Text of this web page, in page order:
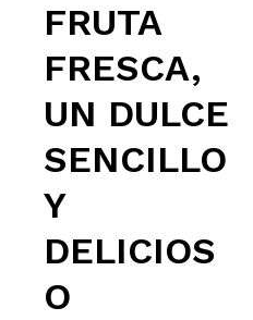
FRUTA
FRESCA,
UN DULCE
SENCILLO
Y
DELICIOS
O